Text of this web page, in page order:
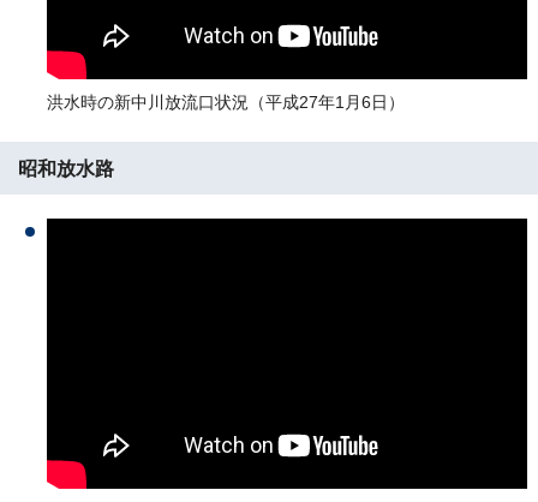
洪水時の新中川放流口状況（平成27年1月6日）
昭和放水路